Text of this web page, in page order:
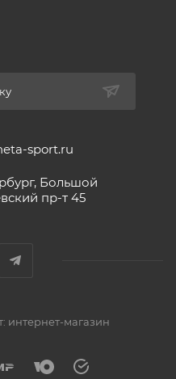
sport.ru
Большой
пр-т 45
интернет-магазин